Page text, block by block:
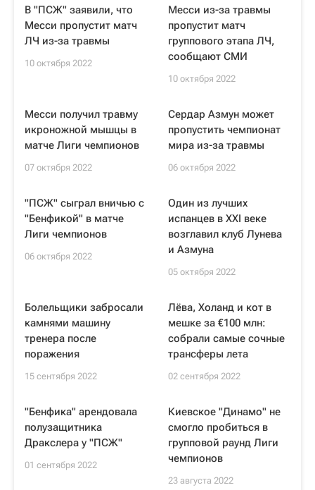
В "ПСЖ" заявили, что
Месси пропустит матч
ЛЧ из-за травмы
10 октября 2022
Месси из-за травмы
пропустит матч
группового этапа ЛЧ,
сообщают СМИ
10 октября 2022
Месси получил травму
икроножной мышцы в
матче Лиги чемпионов
07 октября 2022
Сердар Азмун может
пропустить чемпионат
мира из-за травмы
06 октября 2022
"ПСЖ" сыграл вничью с
"Бенфикой" в матче
Лиги чемпионов
06 октября 2022
Один из лучших
испанцев в XXI веке
возглавил клуб Лунева
и Азмуна
05 октября 2022
Болельщики забросали
камнями машину
тренера после
поражения
15 сентября 2022
Лёва, Холанд и кот в
мешке за €100 млн:
собрали самые сочные
трансферы лета
02 сентября 2022
"Бенфика" арендовала
полузащитника
Дракслера у "ПСЖ"
01 сентября 2022
Киевское "Динамо" не
смогло пробиться в
групповой раунд Лиги
чемпионов
23 августа 2022